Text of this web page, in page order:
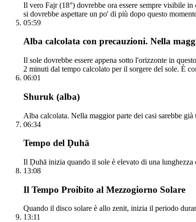
Il vero Fajr (18°) dovrebbe ora essere sempre visibile
si dovrebbe aspettare un po' di più dopo questo
05:59
Alba calcolata con precauzioni. Nella
Il sole dovrebbe essere appena sotto l'orizzonte in
2 minuti dal tempo calcolato per il sorgere del sole. È
06:01
Shuruk (alba)
Alba calcolata. Nella maggior parte dei casi sarebbe
06:34
Tempo del Ḍuhā
Il Ḍuhā inizia quando il sole è elevato di una
13:08
Il Tempo Proibito al Mezzogiorno Solare
Quando il disco solare è allo zenit, inizia il periodo
13:11